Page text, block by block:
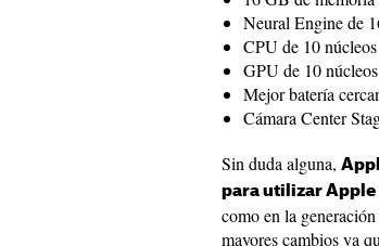
Neural Engine de
CPU de 10 núcleos
GPU de 10 núcleos
Mejor batería
Cámara Center
Sin duda alguna,
para utilizar Apple
como en la
mayores cambios ya